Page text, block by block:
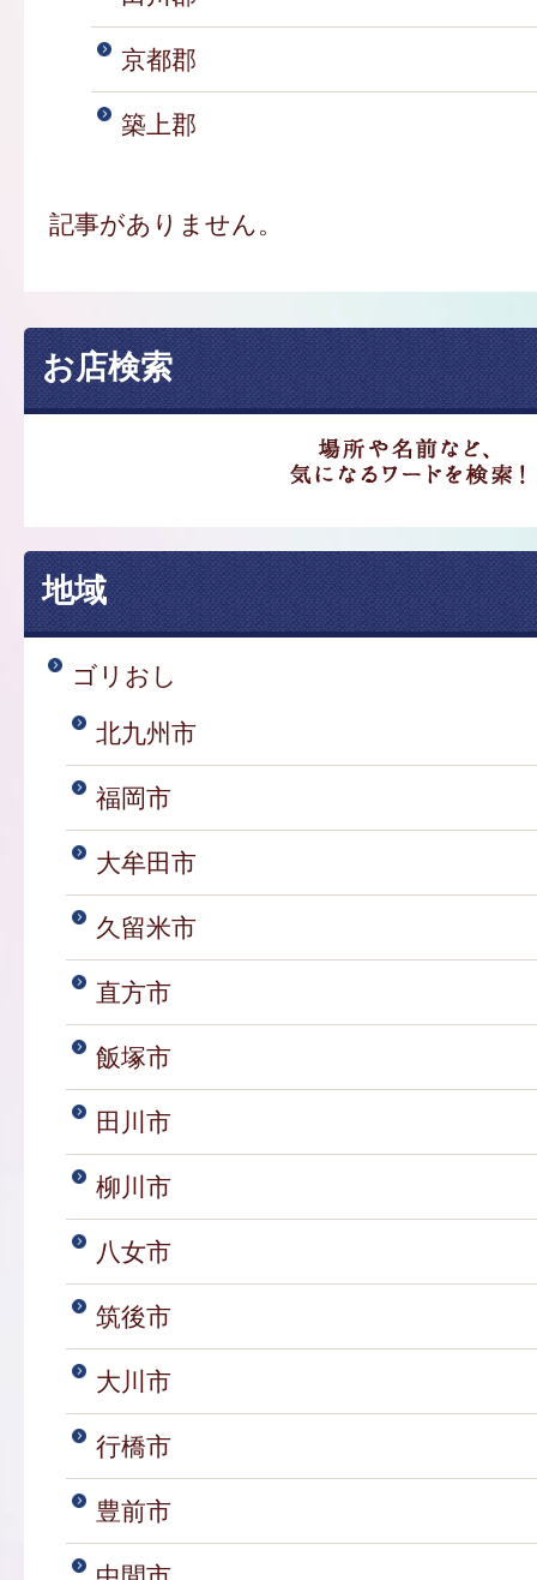
京都郡
築上郡
記事がありません。
お店検索
地域
ゴリおし
北九州市
福岡市
大牟田市
久留米市
直方市
飯塚市
田川市
柳川市
八女市
筑後市
大川市
行橋市
豊前市